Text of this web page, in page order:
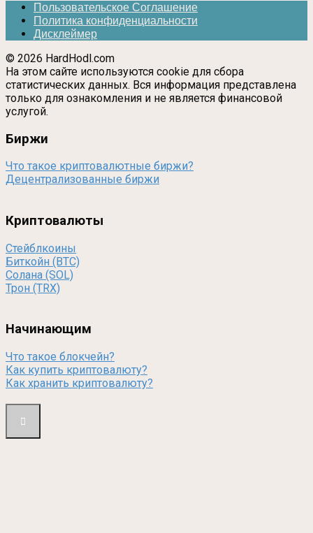
Пользовательское Соглашение
Политика конфиденциальности
Дисклеймер
© 2026 HardHodl.com
На этом сайте используются cookie для сбора
статистических данных. Вся информация представлена
только для ознакомления и не является финансовой
услугой.
Биржи
Что такое криптовалютные биржи?
Децентрализованные биржи
Криптовалюты
Стейблкоины
Биткойн (BTC)
Солана (SOL)
Трон (TRX)
Начинающим
Что такое блокчейн?
Как купить криптовалюту?
Как хранить криптовалюту?